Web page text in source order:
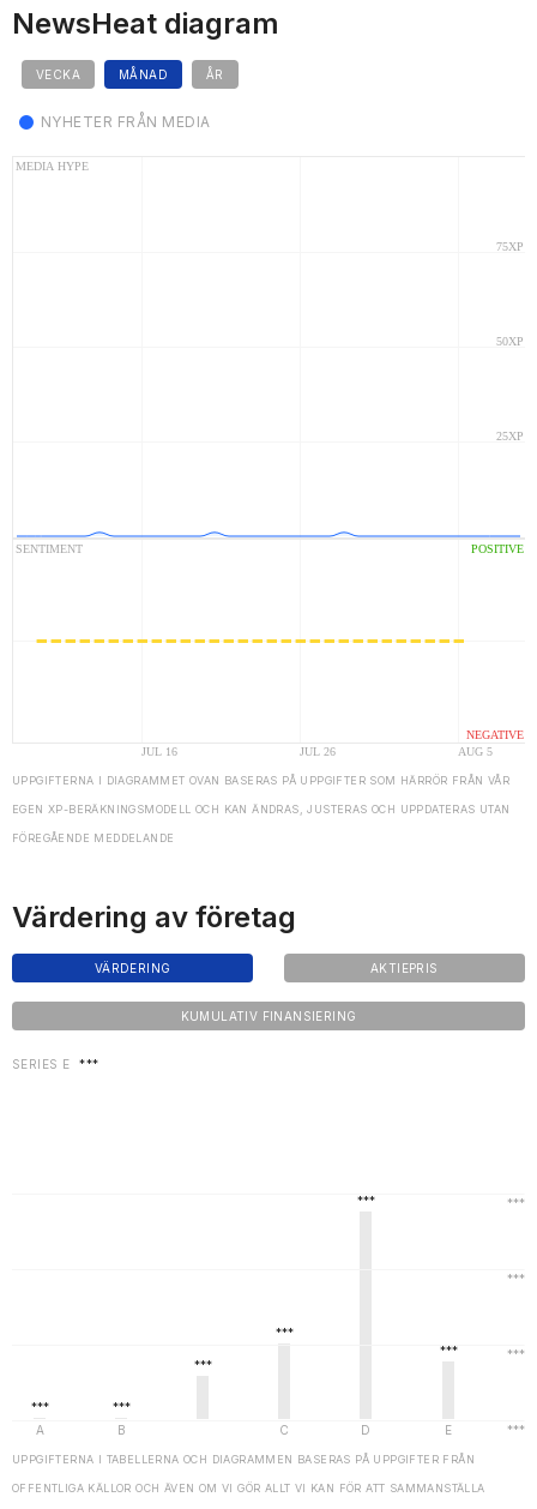
NewsHeat diagram
VECKA MÅNAD ÅR
NYHETER FRÅN MEDIA
UPPGIFTERNA I DIAGRAMMET OVAN BASERAS PÅ UPPGIFTER SOM HÄRRÖR FRÅN VÅR
EGEN XP-BERÄKNINGSMODELL OCH KAN ÄNDRAS, JUSTERAS OCH UPPDATERAS UTAN
FÖREGÅENDE MEDDELANDE
Värdering av företag
VÄRDERING AKTIEPRIS
KUMULATIV FINANSIERING
SERIES E ***
UPPGIFTERNA I TABELLERNA OCH DIAGRAMMEN BASERAS PÅ UPPGIFTER FRÅN
OFFENTLIGA KÄLLOR OCH ÄVEN OM VI GÖR ALLT VI KAN FÖR ATT SAMMANSTÄLLA